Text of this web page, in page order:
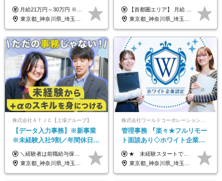
業なし／産休育休あり／服
装・髪型自由／毎年昇給
月給21万円～30万円 ※試用期間3ヶ月間の待遇に変動はありません。 ※みなし残業代(月20時間分29,725円～)を含む。（※超過分は追加支給）
東京都_神奈川県_埼玉県_千葉県_大阪府_愛知県_北海道_青森県_岩手県_宮城県_秋田県_山形県_福島県_茨城県_栃木県_群馬県_新潟県_山梨県_長野県_富山県_石川県_福井県_静岡県_岐阜県_三重県_兵庫県_京都府_滋賀県_奈良県_和歌山県_広島県_岡山県_鳥取県_島根県_山口県_徳島県_香川県_愛媛県_高知県_福岡県_熊本県_佐賀県_長崎県_大分県_宮崎県_鹿児島県_沖縄県
充実！
【首都圏エリア】 月給 291,800円以上 ＋ 各種手当 【北関東エリア】 月給 264,260円以上 ＋ 各種手当 【関西・四国エリア】 月給 278,040円以上 ＋ 各種手当 【中部エリア】 月給 278,040円以上 ＋ 各種手当 【北海道・東北エリア】 月給 247,000円以上 ＋ 各種手当 【九州エリア】 月給 235,540円以上 ＋ 各種手当 【中国エリア】 月給 250,460 円以上 ＋ 各種手当 ※全て年齢・経験・能力などを考慮します。 ※試用期間3ヶ月あり。その間の待遇に変動はありません。 ※固定残業代（20時間分）を含む 首都圏／37,800円以上 北関東／34,260円以上 関西・四国／36,040円以上 中部／36,040円以上 北海道・東北／32,000円以上 九州／30,540円以上 中国／32,460円以上 ※超過分は全額支給 初年度の年収 400万円～900万円
東京都_神奈川県_埼玉県_千葉県_大阪府_愛知県_北海道_青森県_岩手県_宮城県_秋田県_山形県_福島県_茨城県_栃木県_群馬県_新潟県_山梨県_長野県_富山県_石川県_福井県_静岡県_岐阜県_三重県_兵庫県_京都府_滋賀県_奈良県_和歌山県_広島県_岡山県_鳥取県_島根県_山口県_徳島県_香川県_愛媛県_高知県_福岡県_熊本県_佐賀県_長崎県_大分県_宮崎県_鹿児島県_沖縄県
株式会社ＡＴＪＣ【上場グループ】
【データ入力事務】※新事業
※未経験入社9割／年間休日
124日／月 残業13h／土日祝休
み／給与改定年2回
＼経験者は前職給与保証！／ 月給23万円～33万円＋各種手当 ☆給与改定年2回あり！ ※上記金額には固定残業代（31,081円～44,595円／20時間分）を含みます。 ※超過分は別途支給します。 ★試用期間：6ヶ月 未経験の場合、試用期間中は月給21万円（固定残業代12,353円／8時間分）となります。ただし、2026年7月1日以降は給与改定に伴い、試用期間の途中であっても、月給230,000円（固定残業代31,081円／20時間分）を適用します。 ※超過分は別途支給します。
東京都_神奈川県_埼玉県_千葉県
株式会社ワールドコーポレーション 採用事業部【上場グループ】
管理事務 『楽々★フルリモー
ト面談あり◇ホワイト企業認
定受賞◇完全週休2日◇賞与年
2回 /p13
★ 未経験スタートでも月収40万円以上も目指せます！ ★ ★ 試用期間6か月あり／給与・待遇に変更なし ★ ＼パターン①orパターン②で給与形態の選択が可能／ ＜パターン①＞ 月給+交通費+（残業代は全額別途支給） 【首都圏・関東・北信越】 月給30.0万円以上 【関西】 月給27.5万円以上 【中部】 月給26.5万円以上 【東北】 月給24.5万円以上 【北海道】 月給24.0万円以上 【九州・中四国】 月給25.5万円以上 ＜パターン②＞ 月給（固定残業代20H含む）+交通費+賞与年2回+残業代 （※20H場合を超過した場合は全額別途支給） 【首都圏・関東・北信越】 月給25.0万円以上 【関 西・中部】 月給24.5万円以上 【東 北・北海道・九州・中四国】 月給23.5万円以上 ※上記給与には固定残業代（月20H分）を含みます 固定残業代は残業の有無に関わらず支給し、超過分は別途全額支給いたします ①②の給与形態はご本人様と相談の上、最終的に会社が決定いたします （内定時に通知） ■給与改定年1回 ■(※)賞与年2回（昨年度支給実績2回／頑張りを評価） (※)支給条件に規定あり
東京都_神奈川県_埼玉県_千葉県_大阪府_愛知県_北海道_青森県_岩手県_宮城県_秋田県_山形県_福島県_茨城県_栃木県_群馬県_新潟県_山梨県_長野県_富山県_石川県_福井県_静岡県_岐阜県_三重県_兵庫県_京都府_滋賀県_奈良県_和歌山県_広島県_岡山県_鳥取県_島根県_山口県_徳島県_香川県_愛媛県_高知県_福岡県_熊本県_佐賀県_長崎県_大分県_宮崎県_鹿児島県_沖縄県